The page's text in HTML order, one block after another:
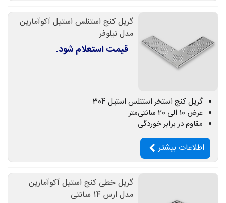
گریل کنج استنلس استیل آکوآمارین
مدل نیلوفر
قیمت استعلام شود.
گریل کنج استخر استنلس استیل 304
عرض 10 الی 20 سانتی‌متر
مقاوم در برابر خوردگی
اطلاعات بیشتر
گریل خطی کنج استیل آکوآمارین
مدل ارس 14 سانتی